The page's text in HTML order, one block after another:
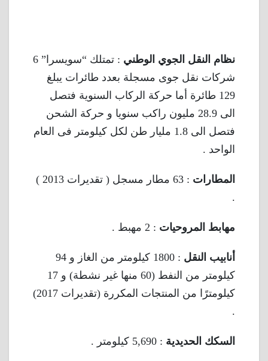
نظام النقل الجوي الوطني
: تمتلك “سويسرا” 6
شركات نقل جوى مسجلة بعدد طائرات يبلغ
129 طائرة أما حركة الركاب السنوية فتصل
الى 28.9 مليون راكب سنويا و حركة الشحن
فتصل الى 1.8 مليار طن لكل كيلومتر فى العام
الواحد .
المطارات
: 63 مطار مسجل ( تقديرات 2013 )
.
مهابط المروحيات : 2 مهبط .
أنابيب النقل
: 1800 كيلومتر من الغاز و 94
كيلومتر من النفط (60 منها غير نشطة) و 17
كيلومترًا من المنتجات المكررة (تقديرات 2017)
.
السكك الحديدية : 5,690 كيلومتر .